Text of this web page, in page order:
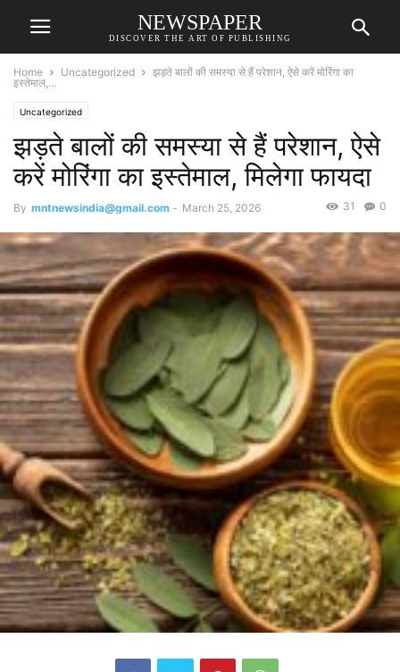
NEWSPAPER
DISCOVER THE ART OF PUBLISHING
Home Uncategorized
झड़ते बालों की समस्या से हैं परेशान, ऐसे करें मोरिंगा का
इस्तेमाल,...
Uncategorized
झड़ते बालों की समस्या से हैं परेशान, ऐसे
करें मोरिंगा का इस्तेमाल, मिलेगा फायदा
By mntnewsindia@gmail.com - March 25, 2026 0
31